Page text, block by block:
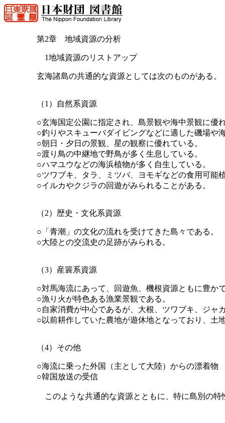
第2章 地域資源の分析
1地域資源のリストアップ
玄海諸島の共通的な資源としては次のものがある。
（1）自然系資源
○玄海国定公園に指定され、島景観や海中景観に優
○釣りやスキューバダイビングなどに適した磯場や
○朝日・夕日の景観、星の観察に優れている。
○渡り鳥の中継地で野鳥が多く生息している。
○ハマユウなどの海浜植物が多く自生している。
○ツワブキ、タラ、ミツバ、ヨモギなどの食用可能
○イルカやクジラの回遊がみられることがある。
（2）歴史・文化系資源
○「青潮」の文化の流れを受けてきた島々である。
○大陸との交流史の足跡がみられる。
（3）産簑系資源
○対馬海流にあって、回遊魚、機根資源ともに豊か
○漁り火が特色ある漁業景観である。
○自家消費が中心であるが、大根、ツワブキ、ジャ
○以前耕作していた農地が遊休地となっており、土
（4）その他
○海流に乗った外国（主として大陸）からの漂着物
○韓国放送の受信
このような共通的な資源とともに、特に島別の特